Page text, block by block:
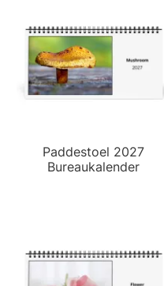
Paddestoel 2027
Bureaukalender